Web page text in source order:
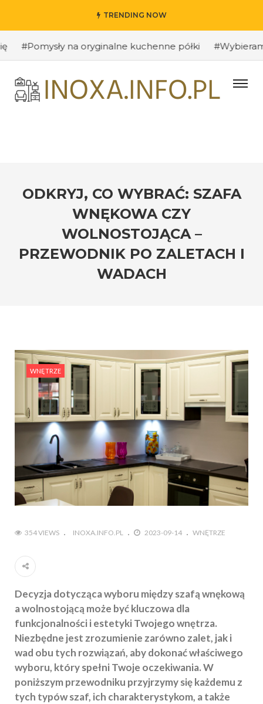
TRENDING NOW
#Pomysły na oryginalne kuchenne półki #Wybieramy
ODKRYJ, CO WYBRAĆ: SZAFA
WNĘKOWA CZY
WOLNOSTOJĄCA –
PRZEWODNIK PO ZALETACH I
WADACH
WNĘTRZE
354 VIEWS INOXA.INFO.PL 2023-09-14 WNĘTRZE
Decyzja dotycząca wyboru między szafą wnękową
a wolnostojącą może być kluczowa dla
funkcjonalności i estetyki Twojego wnętrza.
Niezbędne jest zrozumienie zarówno zalet, jak i
wad obu tych rozwiązań, aby dokonać właściwego
wyboru, który spełni Twoje oczekiwania. W
poniższym przewodniku przyjrzymy się każdemu z
tych typów szaf, ich charakterystykom, a także